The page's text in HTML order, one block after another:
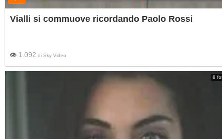
Vialli si commuove ricordando Paolo Rossi
1.092 di Sky Video
8